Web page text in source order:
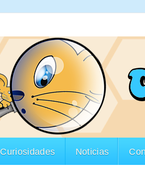
Curiosidades Noticias